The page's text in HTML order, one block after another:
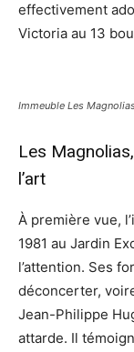
effectivement
Victoria au 13
Immeuble Les
Les
l’art
À première vue,
1981 au Jardin
l’attention. Ses
déconcerter,
Jean-Philippe
attarde. Il